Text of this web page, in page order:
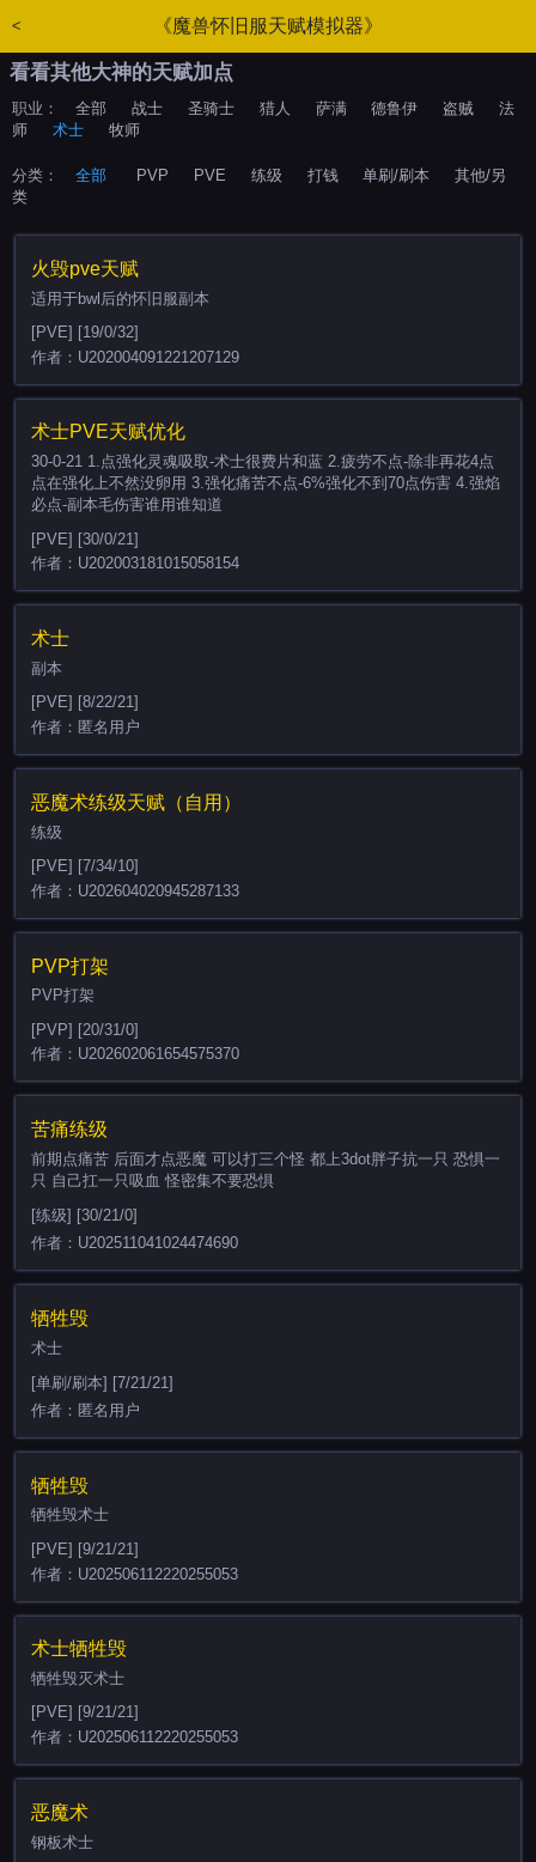
《魔兽怀旧服天赋模拟器》
<
看看其他大神的天赋加点
职业： 全部 战士 圣骑士 猎人 萨满 德鲁伊 盗贼
法
师
术士 牧师
分类： 全部 PVP PVE 练级 打钱 单刷/刷本
其他/另
类
火毁pve天赋
适用于bwl后的怀旧服副本
[PVE] [19/0/32]
作者：U202004091221207129
术士PVE天赋优化
30-0-21 1.点强化灵魂吸取-术士很费片和蓝 2.疲劳不点-除非再花4点
点在强化上不然没卵用 3.强化痛苦不点-6%强化不到70点伤害 4.强焰
必点-副本毛伤害谁用谁知道
[PVE] [30/0/21]
作者：U202003181015058154
术士
副本
[PVE] [8/22/21]
作者：匿名用户
恶魔术练级天赋（自用）
练级
[PVE] [7/34/10]
作者：U202604020945287133
PVP打架
PVP打架
[PVP] [20/31/0]
作者：U202602061654575370
苦痛练级
前期点痛苦 后面才点恶魔 可以打三个怪 都上3dot胖子抗一只 恐惧一
只 自己扛一只吸血 怪密集不要恐惧
[练级] [30/21/0]
作者：U202511041024474690
牺牲毁
术士
[单刷/刷本] [7/21/21]
作者：匿名用户
牺牲毁
牺牲毁术士
[PVE] [9/21/21]
作者：U202506112220255053
术士牺牲毁
牺牲毁灭术士
[PVE] [9/21/21]
作者：U202506112220255053
恶魔术
钢板术士